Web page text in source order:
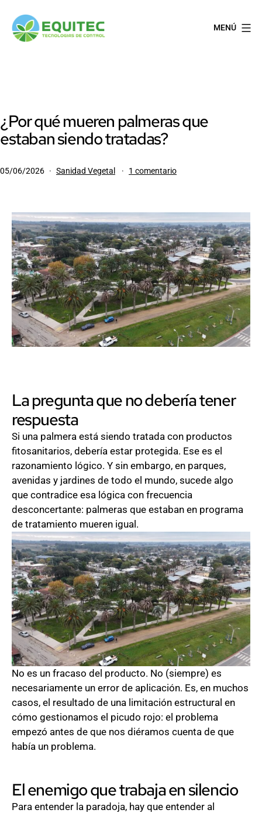
contenido
MENÚ
¿Por qué mueren palmeras que
estaban siendo tratadas?
Publicada
05/06/2026
Categorizado
Sanidad Vegetal 1 comentarioen
palmeras
que
estaban
siendo
tratadas?
La pregunta que no debería tener
respuesta
Si una palmera está siendo tratada con productos
fitosanitarios, debería estar protegida. Ese es el
razonamiento lógico. Y sin embargo, en parques,
avenidas y jardines de todo el mundo, sucede algo
que contradice esa lógica con frecuencia
desconcertante: palmeras que estaban en programa
de tratamiento mueren igual.
No es un fracaso del producto. No (siempre) es
necesariamente un error de aplicación. Es, en muchos
casos, el resultado de una limitación estructural en
cómo gestionamos el picudo rojo: el problema
empezó antes de que nos diéramos cuenta de que
había un problema.
El enemigo que trabaja en silencio
Para entender la paradoja, hay que entender al